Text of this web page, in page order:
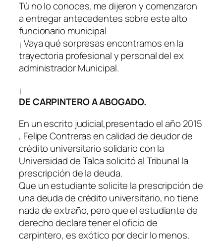
Tú no lo conoces, me dijeron y comenzaron
a entregar antecedentes sobre este alto
funcionario municipal
¡ Vaya qué sorpresas encontramos en la
trayectoria profesional y personal del ex
administrador Municipal.
¡
DE CARPINTERO A ABOGADO.
En un escrito judicial,presentado el año 2015
, Felipe Contreras en calidad de deudor de
crédito universitario solidario con la
Universidad de Talca solicitó al Tribunal la
prescripción de la deuda.
Que un estudiante solicite la prescripción de
una deuda de crédito universitario, no tiene
nada de extraño, pero que el estudiante de
derecho declare tener el oficio de
carpintero, es exótico por decir lo menos.